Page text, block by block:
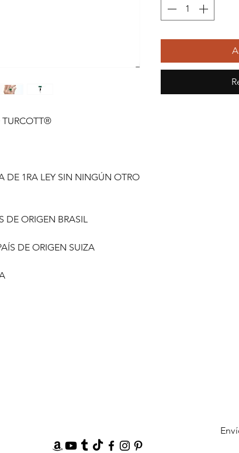
TURCOTT®
DE 1RA LEY SIN NINGÚN OTRO
DE ORIGEN BRASIL
DE ORIGEN SUIZA